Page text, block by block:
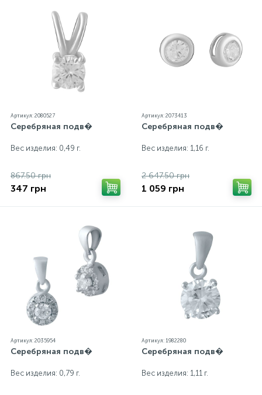
Артикул: 2080527
Серебряная подв�
Вес изделия: 0,49 г.
867.50 грн
347 грн
Артикул: 2073413
Серебряная подв�
Вес изделия: 1,16 г.
2 647.50 грн
1 059 грн
Артикул: 2035954
Серебряная подв�
Вес изделия: 0,79 г.
Артикул: 1982280
Серебряная подв�
Вес изделия: 1,11 г.